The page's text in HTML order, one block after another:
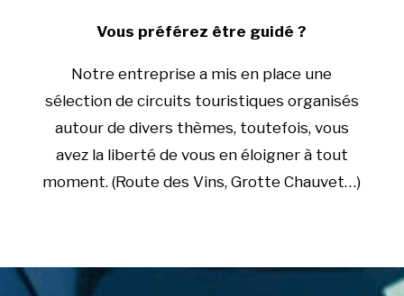
Vous préférez être guidé ?
Notre entreprise a mis en place une
sélection de circuits touristiques organisés
autour de divers thèmes, toutefois, vous
avez la liberté de vous en éloigner à tout
moment. (Route des Vins, Grotte Chauvet…)